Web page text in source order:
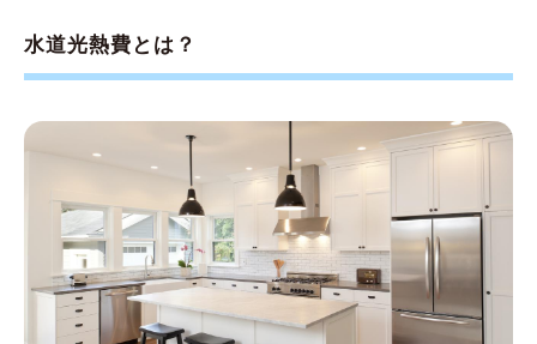
水道光熱費とは？